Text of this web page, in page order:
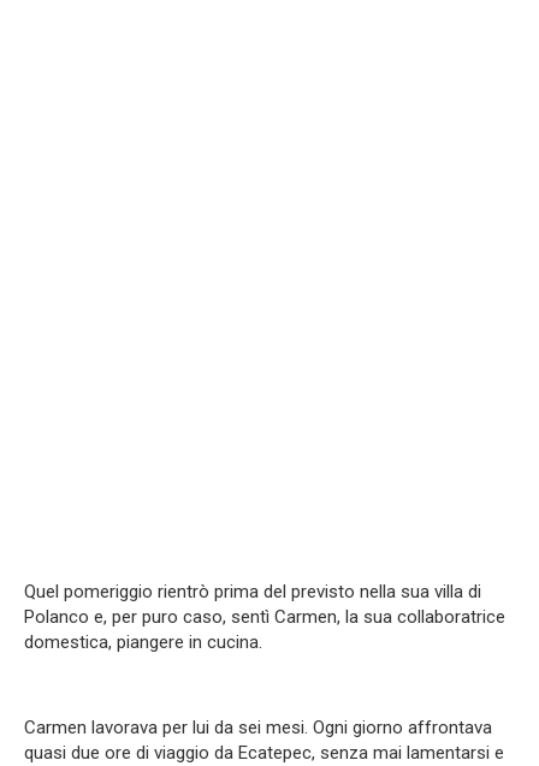
Quel pomeriggio rientrò prima del previsto nella sua villa di
Polanco e, per puro caso, sentì Carmen, la sua collaboratrice
domestica, piangere in cucina.
Carmen lavorava per lui da sei mesi. Ogni giorno affrontava
quasi due ore di viaggio da Ecatepec, senza mai lamentarsi e